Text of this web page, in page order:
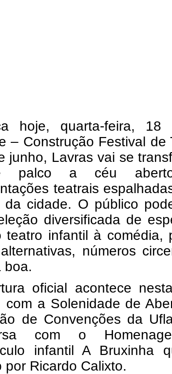
hoje, quarta-feira,
– Construção Festival de
junho, Lavras vai se
palco a céu
teatrais
da cidade. O público
diversificada de
teatro infantil à comédia,
números
boa.
oficial acontece
com a Solenidade de
de Convenções da
com o
infantil A Bruxinha
por Ricardo Calixto.